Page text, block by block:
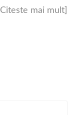
[Citeste mai mult]